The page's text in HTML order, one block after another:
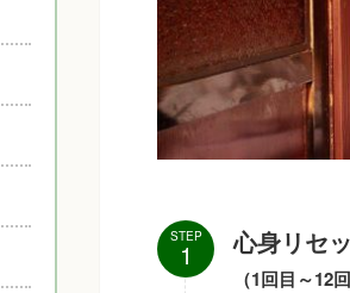
STEP 心身リセ
（1回目～12